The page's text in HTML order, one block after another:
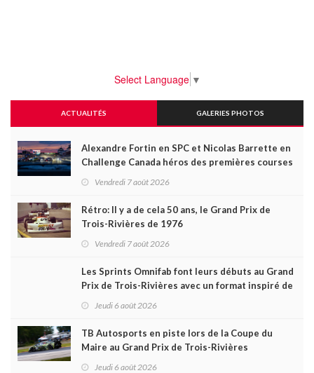
Select Language ▼
ACTUALITÉS GALERIES PHOTOS
Alexandre Fortin en SPC et Nicolas Barrette en
Challenge Canada héros des premières courses
Vendredi 7 août 2026
Rétro: Il y a de cela 50 ans, le Grand Prix de
Trois-Rivières de 1976
Vendredi 7 août 2026
Les Sprints Omnifab font leurs débuts au Grand
Prix de Trois-Rivières avec un format inspiré de
Jeudi 6 août 2026
TB Autosports en piste lors de la Coupe du
Maire au Grand Prix de Trois-Rivières
Jeudi 6 août 2026